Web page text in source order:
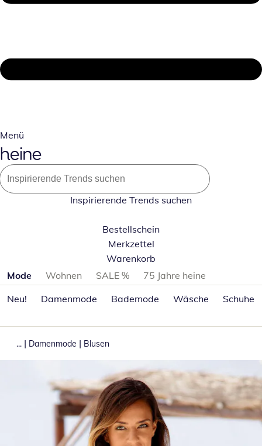
Menü
Inspirierende Trends suchen
Bestellschein
Merkzettel
Warenkorb
Produktkategorien überspringen
Mode Wohnen SALE %
75 Jahre heine
Neu!
Damenmode Bademode Wäsche Schuhe
... | Damenmode | Blusen